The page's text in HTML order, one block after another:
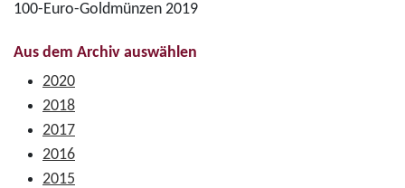
100-Euro-Goldmünzen 2019
Aus dem Archiv auswählen
2020
2018
2017
2016
2015